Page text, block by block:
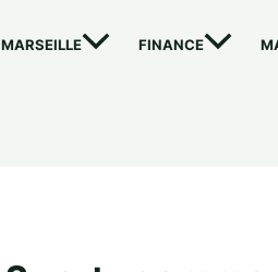
MARSEILLE FINANCE